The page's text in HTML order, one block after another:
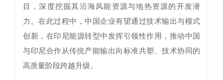
目，深度挖掘其沿海风能资源与地热资源的开发潜
力。在此过程中，中国企业有望通过技术输出与模式
创新，在印尼能源转型中发挥引领性作用，推动中国
与印尼合作从传统产能输出向标准共塑、技术协同的
高质量阶段跨越升级。